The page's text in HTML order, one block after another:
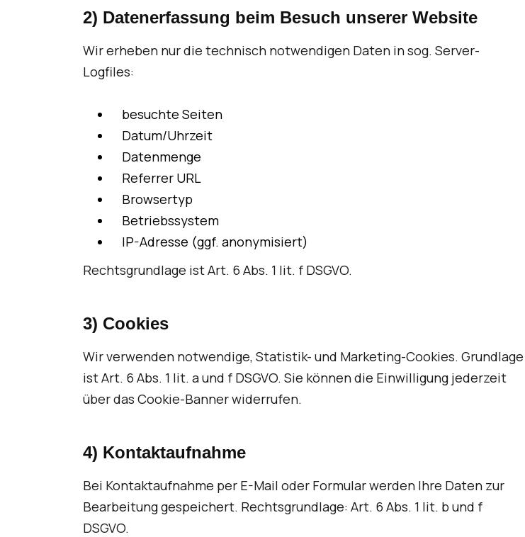
2) Datenerfassung beim Besuch unserer Website
Wir erheben nur die technisch notwendigen Daten in sog. Server-
Logfiles:
besuchte Seiten
Datum/Uhrzeit
Datenmenge
Referrer URL
Browsertyp
Betriebssystem
IP-Adresse (ggf. anonymisiert)
Rechtsgrundlage ist Art. 6 Abs. 1 lit. f DSGVO.
3) Cookies
Wir verwenden notwendige, Statistik- und Marketing-Cookies. Grundlage
ist Art. 6 Abs. 1 lit. a und f DSGVO. Sie können die Einwilligung jederzeit
über das Cookie-Banner widerrufen.
4) Kontaktaufnahme
Bei Kontaktaufnahme per E-Mail oder Formular werden Ihre Daten zur
Bearbeitung gespeichert. Rechtsgrundlage: Art. 6 Abs. 1 lit. b und f
DSGVO.